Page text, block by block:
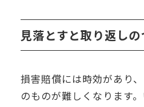
見落とすと取り返しの
損害賠償には時効があり
のものが難しくなります